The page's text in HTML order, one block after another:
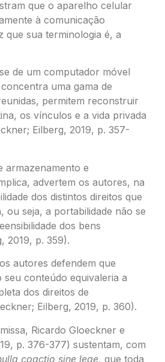
que o aparelho celular
à comunicação
que sua terminologia é, a
de um computador móvel
uma gama de
permitem reconstruir
os vínculos e a vida privada
Eilberg, 2019, p. 357-
armazenamento e
advertem os autores, na
dos distintos direitos que
ou seja, a portabilidade não se
dos bens
2019, p. 359).
autores defendem que
conteúdo equivaleria a
dos direitos de
Eilberg, 2019, p. 360).
Ricardo Gloeckner e
p. 376-377) sustentam, com
coactio sine lege, que toda